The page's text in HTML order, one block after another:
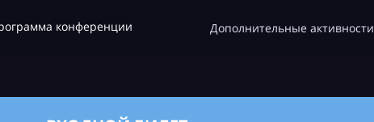
конференции Дополнительные активности